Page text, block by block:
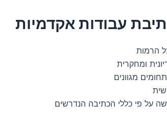
עבודות אקדמיות
הרמות
ומחקרית
מגוונים
על פי כללי הכתיבה הנדרשים